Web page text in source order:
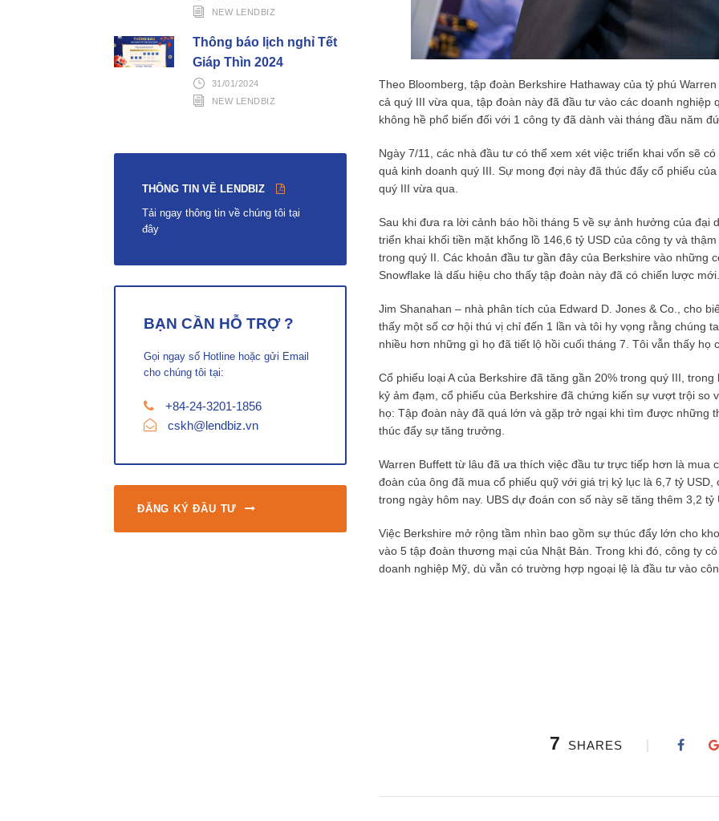
Theo Bloomberg, tập đoàn Berkshire Hathaway của tỷ phú
cả quý III vừa qua, tập đoàn này đã đầu tư vào các doanh
không hề phổ biến đối với 1 công ty đã dành vài tháng đầu năm
Ngày 7/11, các nhà đầu tư có thể xem xét việc triển khai vốn sẽ
quả kinh doanh quý III. Sự mong đợi này đã thúc đẩy cổ phiếu
quý III vừa qua.
Sau khi đưa ra lời cảnh báo hồi tháng 5 về sự ảnh hưởng của đại
triển khai khối tiền mặt khổng lồ 146,6 tỷ USD của công ty và
trong quý II. Các khoản đầu tư gần đây của Berkshire vào những
Snowflake là dấu hiệu cho thấy tập đoàn này đã có chiến lược mới.
Jim Shanahan – nhà phân tích của Edward D. Jones & Co., cho
thấy một số cơ hội thú vị chỉ đến 1 lần và tôi hy vọng rằng chúng
nhiều hơn những gì họ đã tiết lộ hồi cuối tháng 7. Tôi vẫn thấy họ
Cổ phiếu loại A của Berkshire đã tăng gần 20% trong quý III,
kỷ ảm đạm, cổ phiếu của Berkshire đã chứng kiến sự vượt trội
họ: Tập đoàn này đã quá lớn và gặp trở ngại khi tìm được những
thúc đẩy sự tăng trưởng.
Warren Buffett từ lâu đã ưa thích việc đầu tư trực tiếp hơn là mua
đoàn của ông đã mua cổ phiếu quỹ với giá trị kỷ lục là 6,7 tỷ
trong ngày hôm nay. UBS dự đoán con số này sẽ tăng thêm 3,2 tỷ
Việc Berkshire mở rộng tầm nhìn bao gồm sự thúc đẩy lớn cho
vào 5 tập đoàn thương mại của Nhật Bản. Trong khi đó, công ty
doanh nghiệp Mỹ, dù vẫn có trường hợp ngoại lệ là đầu tư vào
7 SHARES
NEW LENDBIZ
Thông báo lịch nghỉ Tết
Giáp Thìn 2024
31/01/2024
NEW LENDBIZ
THÔNG TIN VỀ LENDBIZ
Tải ngay thông tin về chúng tôi tại
đây
BẠN CẦN HỖ TRỢ ?
Gọi ngay số Hotline hoặc gửi Email
cho chúng tôi tại:
+84-24-3201-1856
cskh@lendbiz.vn
ĐĂNG KÝ ĐẦU TƯ